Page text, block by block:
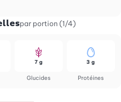
par portion (1/4)
Glucides
7 g
Protéines
3 g